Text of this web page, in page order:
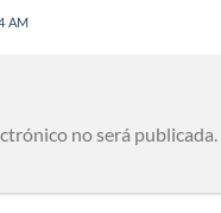
AM
no será publicada.